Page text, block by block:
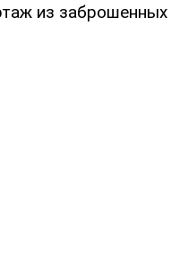
из заброшенных